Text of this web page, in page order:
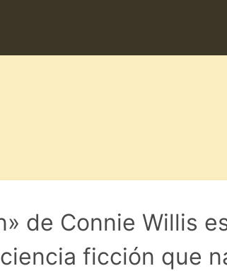
de Connie Willis
ficción que